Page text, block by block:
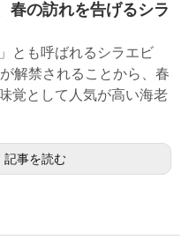
春の訪れを告げるシラ
とも呼ばれるシラエビ
解禁されることから、春
覚として人気が高い海老
記事を読む